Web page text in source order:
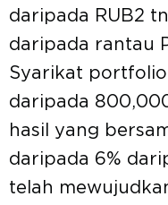
daripada RUB2
daripada rantau
Syarikat portfolio
daripada
hasil yang
daripada 6%
telah